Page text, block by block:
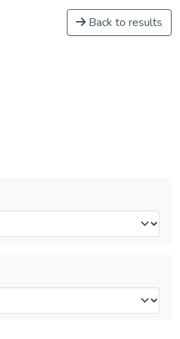
Back to results